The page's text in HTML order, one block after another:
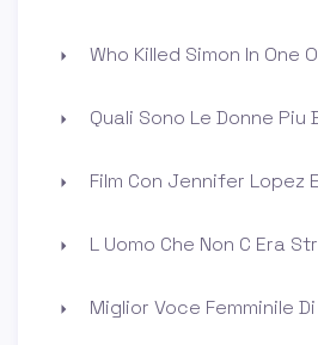
Who Killed Simon In One
Quali Sono Le Donne Piu
Film Con Jennifer Lopez
L Uomo Che Non C Era
Miglior Voce Femminile